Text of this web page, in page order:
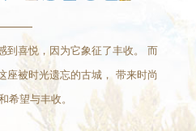
喜悦，因为它象征了丰收。
而
座被时光遗忘的古城，
带来时尚
希望与丰收。